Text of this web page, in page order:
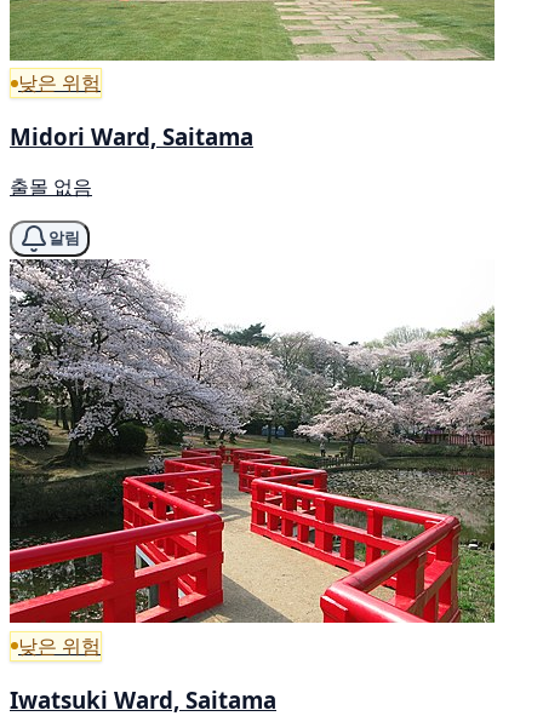
낮은 위험
Midori Ward, Saitama
출몰 없음
알림
낮은 위험
Iwatsuki Ward, Saitama